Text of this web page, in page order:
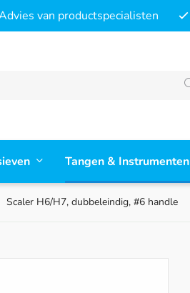
van productspecialisten
Tangen & Instrumenten
Scaler H6/H7, dubbeleindig, #6 handle